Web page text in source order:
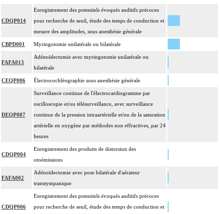
CDQP014
Enregistrement des potentiels évoqués auditifs précoces
pour recherche de seuil, étude des temps de conduction et
mesure des amplitudes, sous anesthésie générale
CBPD001 Myringotomie unilatérale ou bilatérale
FAFA013
Adénoïdectomie avec myringotomie unilatérale ou
bilatérale
CEQP006 Électrocochléographie sous anesthésie générale
DEQP007
Surveillance continue de l'électrocardiogramme par
oscilloscopie et/ou télésurveillance, avec surveillance
continue de la pression intraartérielle et/ou de la saturation
artérielle en oxygène par méthodes non effractives, par 24
heures
CDQP004
Enregistrement des produits de distorsion des
otoémissions
FAFA002
Adénoïdectomie avec pose bilatérale d'aérateur
transtympanique
CDQP006
Enregistrement des potentiels évoqués auditifs précoces
pour recherche de seuil, étude des temps de conduction et